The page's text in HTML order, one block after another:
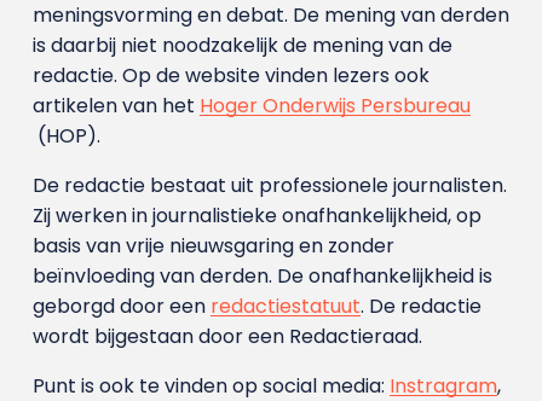
meningsvorming en debat. De mening van derden
is daarbij niet noodzakelijk de mening van de
redactie. Op de website vinden lezers ook
artikelen van het Hoger Onderwijs Persbureau
(HOP).
De redactie bestaat uit professionele journalisten.
Zij werken in journalistieke onafhankelijkheid, op
basis van vrije nieuwsgaring en zonder
beïnvloeding van derden. De onafhankelijkheid is
geborgd door een redactiestatuut. De redactie
wordt bijgestaan door een Redactieraad.
Punt is ook te vinden op social media: Instragram,